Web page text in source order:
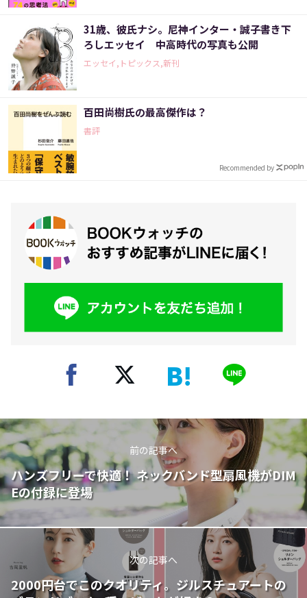
31歳、彼氏ナシ。尼神インター・誠子書き下
ろしエッセイ 中高時代の写真も公開
エッセイ,トピックス,新刊
百田尚樹氏の最高傑作は？
書評
Recommended by
前の記事へ
ハンズフリーで快適！ ネックバンド型扇風機がDIM
Eの付録に登場
次の記事へ
2000円台でこのクオリティ。ジルスチュアートの